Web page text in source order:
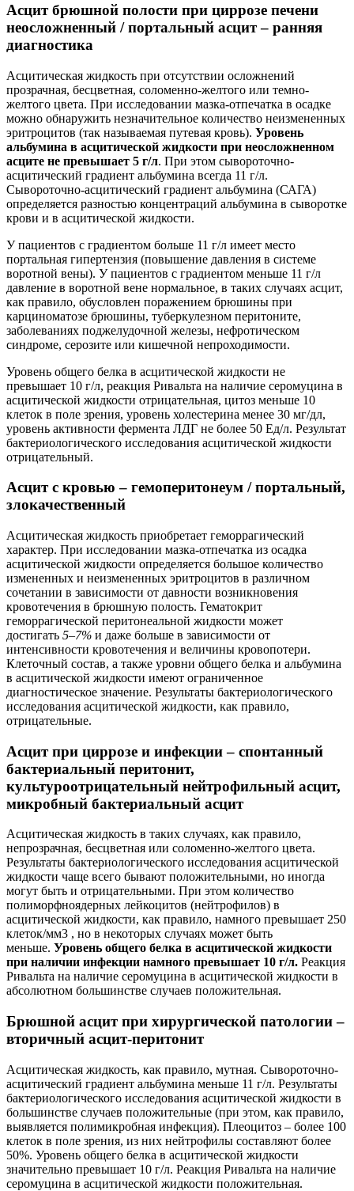
Асцит брюшной полости при циррозе печени
неосложненный / портальный асцит – ранняя
диагностика
Асцитическая жидкость при отсутствии осложнений
прозрачная, бесцветная, соломенно-желтого или темно-
желтого цвета. При исследовании мазка-отпечатка в осадке
можно обнаружить незначительное количество неизмененных
эритроцитов (так называемая путевая кровь). Уровень
альбумина в асцитической жидкости при неосложненном
асците не превышает 5 г/л. При этом сывороточно-
асцитический градиент альбумина всегда 11 г/л.
Сывороточно-асцитический градиент альбумина (САГА)
определяется разностью концентраций альбумина в сыворотке
крови и в асцитической жидкости.
У пациентов с градиентом больше 11 г/л имеет место
портальная гипертензия (повышение давления в системе
воротной вены). У пациентов с градиентом меньше 11 г/л
давление в воротной вене нормальное, в таких случаях асцит,
как правило, обусловлен поражением брюшины при
карциноматозе брюшины, туберкулезном перитоните,
заболеваниях поджелудочной железы, нефротическом
синдроме, серозите или кишечной непроходимости.
Уровень общего белка в асцитической жидкости не
превышает 10 г/л, реакция Ривальта на наличие серомуцина в
асцитической жидкости отрицательная, цитоз меньше 10
клеток в поле зрения, уровень холестерина менее 30 мг/дл,
уровень активности фермента ЛДГ не более 50 Ед/л. Результат
бактериологического исследования асцитической жидкости
отрицательный.
Асцит с кровью – гемоперитонеум / портальный,
злокачественный
Асцитическая жидкость приобретает геморрагический
характер. При исследовании мазка-отпечатка из осадка
асцитической жидкости определяется большое количество
измененных и неизмененных эритроцитов в различном
сочетании в зависимости от давности возникновения
кровотечения в брюшную полость. Гематокрит
геморрагической перитонеальной жидкости может
достигать 5–7% и даже больше в зависимости от
интенсивности кровотечения и величины кровопотери.
Клеточный состав, а также уровни общего белка и альбумина
в асцитической жидкости имеют ограниченное
диагностическое значение. Результаты бактериологического
исследования асцитической жидкости, как правило,
отрицательные.
Асцит при циррозе и инфекции – спонтанный
бактериальный перитонит,
культуроотрицательный нейтрофильный асцит,
микробный бактериальный асцит
Асцитическая жидкость в таких случаях, как правило,
непрозрачная, бесцветная или соломенно-желтого цвета.
Результаты бактериологического исследования асцитической
жидкости чаще всего бывают положительными, но иногда
могут быть и отрицательными. При этом количество
полиморфноядерных лейкоцитов (нейтрофилов) в
асцитической жидкости, как правило, намного превышает 250
клеток/мм3 , но в некоторых случаях может быть
меньше. Уровень общего белка в асцитической жидкости
при наличии инфекции намного превышает 10 г/л. Реакция
Ривальта на наличие серомуцина в асцитической жидкости в
абсолютном большинстве случаев положительная.
Брюшной асцит при хирургической патологии –
вторичный асцит-перитонит
Асцитическая жидкость, как правило, мутная. Сывороточно-
асцитический градиент альбумина меньше 11 г/л. Результаты
бактериологического исследования асцитической жидкости в
большинстве случаев положительные (при этом, как правило,
выявляется полимикробная инфекция). Плеоцитоз – более 100
клеток в поле зрения, из них нейтрофилы составляют более
50%. Уровень общего белка в асцитической жидкости
значительно превышает 10 г/л. Реакция Ривальта на наличие
серомуцина в асцитической жидкости положительная.